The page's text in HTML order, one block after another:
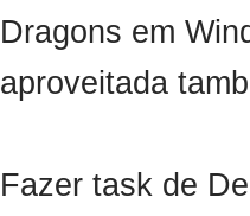
Dragons em
aproveitada
Fazer task de